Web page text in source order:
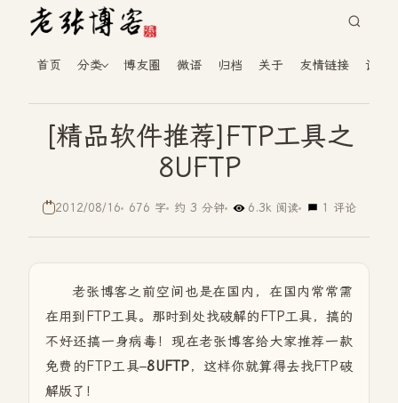
首页 分类 博友圈 微语 归档 关于 友情链接 读者
[精品软件推荐]FTP工具之
8UFTP
2012/08/16 676 字 约 3 分钟 6.3k 阅读 1 评论
老张博客之前空间也是在国内，在国内常常需
在用到FTP工具。那时到处找破解的FTP工具，搞的
不好还搞一身病毒！现在老张博客给大家推荐一款
免费的FTP工具–8UFTP，这样你就算得去找FTP破
解版了！